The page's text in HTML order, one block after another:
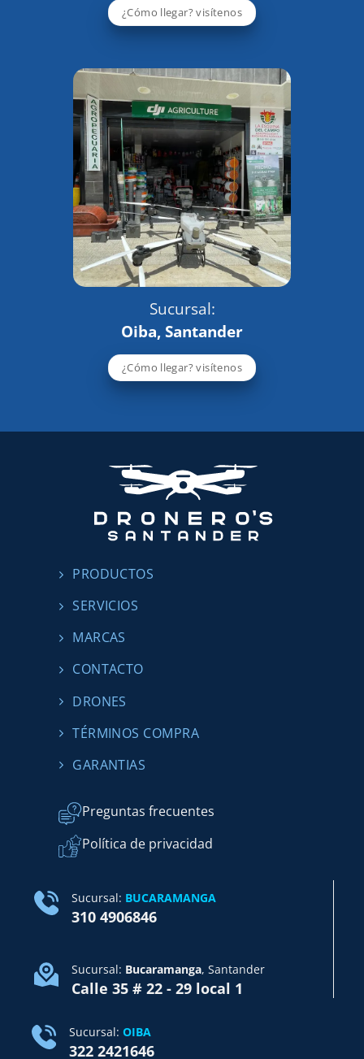
¿Cómo llegar? visítenos
Sucursal:
Oiba, Santander
¿Cómo llegar? visítenos
PRODUCTOS
SERVICIOS
MARCAS
CONTACTO
DRONES
TÉRMINOS COMPRA
GARANTIAS
Preguntas frecuentes
Política de privacidad
Sucursal: BUCARAMANGA
310 4906846
Sucursal: Bucaramanga, Santander
Calle 35 # 22 - 29 local 1
Sucursal: OIBA
322 2421646